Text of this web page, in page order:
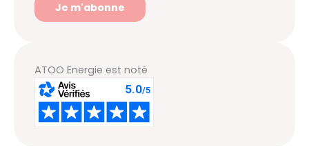
Je m'abonne
ATOO Energie est noté